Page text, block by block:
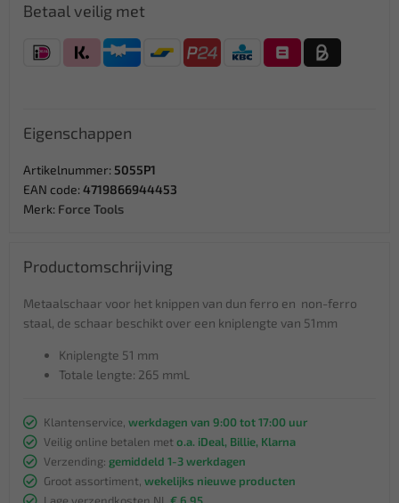
Betaal veilig met
Eigenschappen
Artikelnummer: 5055P1
EAN code: 4719866944453
Merk: Force Tools
Productomschrijving
Metaalschaar voor het knippen van dun ferro en non-ferro
staal, de schaar beschikt over een kniplengte van 51mm
Kniplengte 51 mm
Totale lengte: 265 mmL
Klantenservice, werkdagen van 9:00 tot 17:00 uur
Veilig online betalen met o.a. iDeal, Billie, Klarna
Verzending: gemiddeld 1-3 werkdagen
Groot assortiment, wekelijks nieuwe producten